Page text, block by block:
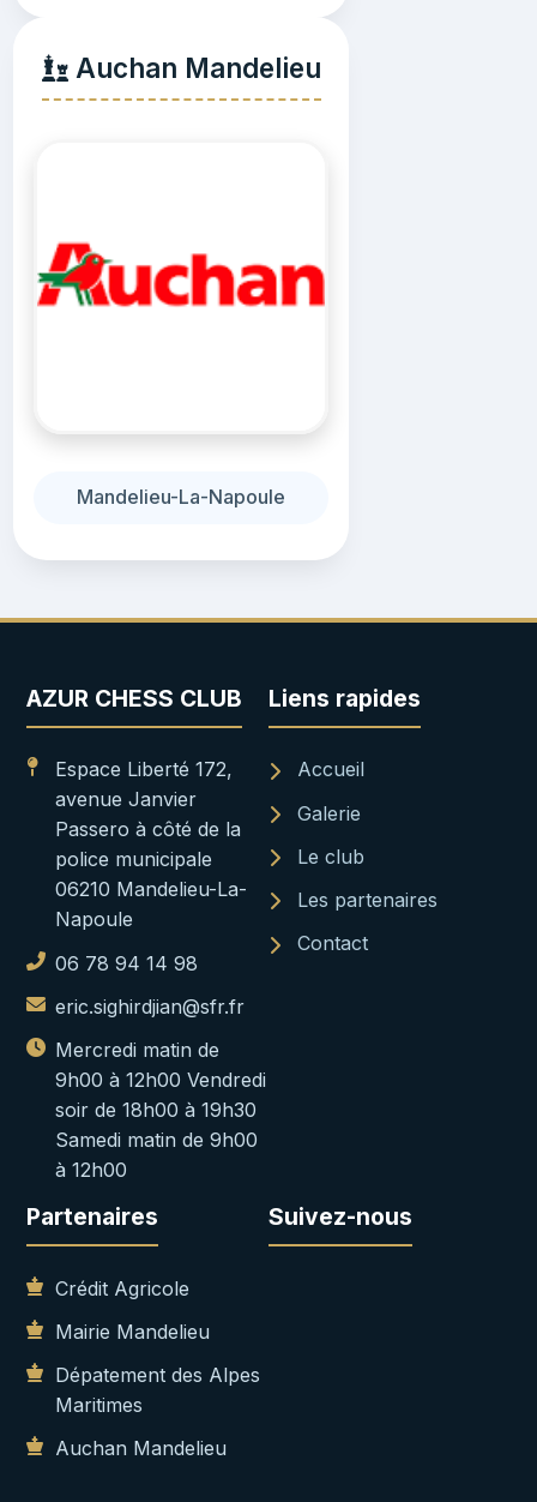
Auchan Mandelieu
Mandelieu-La-Napoule
AZUR CHESS CLUB
Espace Liberté 172,
avenue Janvier
Passero à côté de la
police municipale
06210 Mandelieu-La-
Napoule
06 78 94 14 98
eric.sighirdjian@sfr.fr
Mercredi matin de
9h00 à 12h00 Vendredi
soir de 18h00 à 19h30
Samedi matin de 9h00
à 12h00
Liens rapides
Accueil
Galerie
Le club
Les partenaires
Contact
Partenaires
Crédit Agricole
Mairie Mandelieu
Dépatement des Alpes
Maritimes
Auchan Mandelieu
Suivez-nous